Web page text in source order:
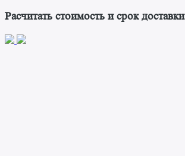
Расчитать стоимость и срок доставки